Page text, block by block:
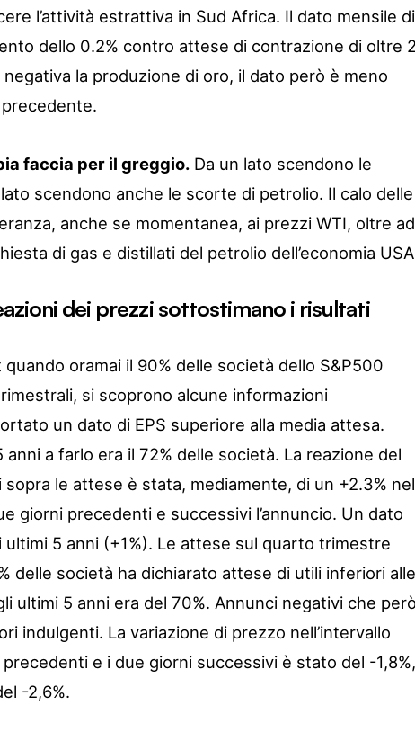
l’attività estrattiva in Sud Africa. Il dato mensile di
dello 0.2% contro attese di contrazione di oltre
la produzione di oro, il dato però è meno
faccia per il greggio. Da un lato scendono le
scendono anche le scorte di petrolio. Il calo delle
anche se momentanea, ai prezzi WTI, oltre ad
di gas e distillati del petrolio dell’economia
dei prezzi sottostimano i risultati
oramai il 90% delle società dello S&P500
si scoprono alcune informazioni
un dato di EPS superiore alla media attesa.
a farlo era il 72% delle società. La reazione del
sopra le attese è stata, mediamente, di un +2.3% nel
giorni precedenti e successivi l’annuncio. Un dato
ultimi 5 anni (+1%). Le attese sul quarto trimestre
delle società ha dichiarato attese di utili inferiori alle
ultimi 5 anni era del 70%. Annunci negativi che
indulgenti. La variazione di prezzo nell’intervallo
e i due giorni successivi è stato del -1,8%,
-2,6%.